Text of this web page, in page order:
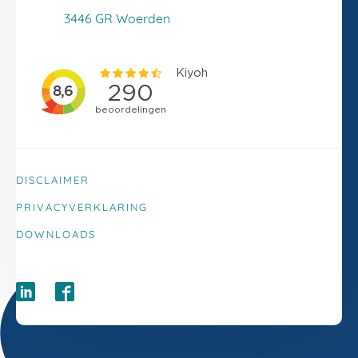
3446 GR Woerden
DISCLAIMER
PRIVACYVERKLARING
DOWNLOADS